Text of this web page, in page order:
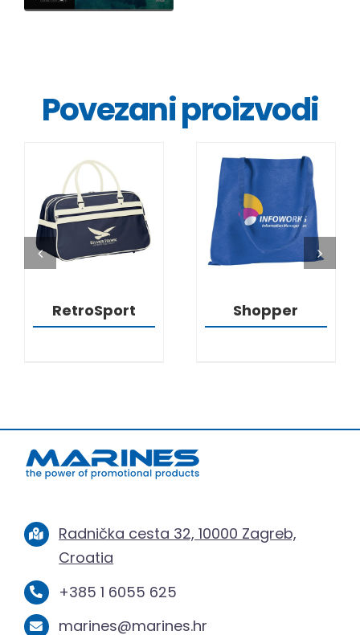
Povezani proizvodi
DETALJI
RetroSport
DETALJI
Shopper
Radnička cesta 32, 10000 Zagreb,
Croatia
+385 1 6055 625
marines@marines.hr